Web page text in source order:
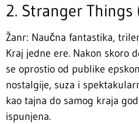
2. Stranger Things
Žanr: Naučna fantastika,
Kraj jedne ere. Nakon skoro
se oprostio od publike
nostalgije, suza i
kao tajna do samog kraja
ispunjena.